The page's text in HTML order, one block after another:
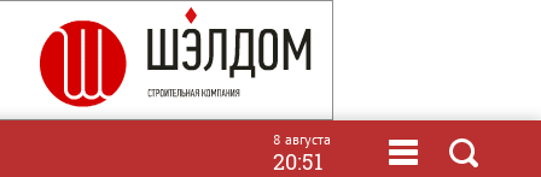
8 августа
20:51